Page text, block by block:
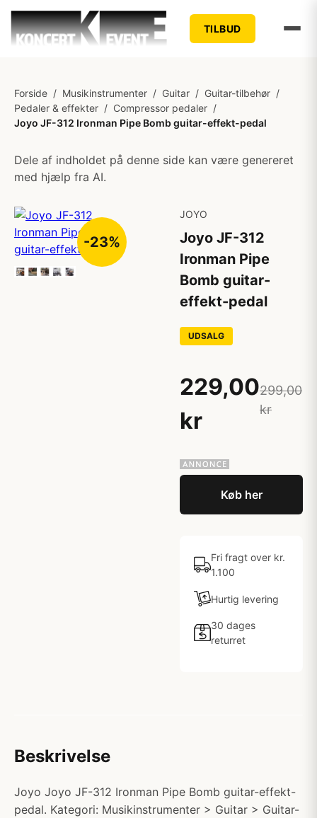
TILBUD
Forside / Musikinstrumenter / Guitar / Guitar-tilbehør /
Pedaler & effekter / Compressor pedaler /
Joyo JF-312 Ironman Pipe Bomb guitar-effekt-pedal
Dele af indholdet på denne side kan være genereret
med hjælp fra AI.
-23%
JOYO
Joyo JF-312
Ironman Pipe
Bomb guitar-
effekt-pedal
UDSALG
229,00
kr
299,00
kr
Køb her
Fri fragt over kr.
1.100
Hurtig levering
30 dages
returret
Beskrivelse
Joyo Joyo JF-312 Ironman Pipe Bomb guitar-effekt-
pedal. Kategori: Musikinstrumenter > Guitar > Guitar-